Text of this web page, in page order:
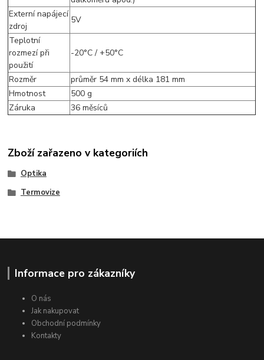
Externí napájecí
zdroj
5V
Teplotní
rozmezí při
použití
-20°C / +50°C
Rozměr
průměr 54 mm x délka 181 mm
Hmotnost
500 g
Záruka
36 měsíců
Zboží zařazeno v kategoriích
Optika
Termovize
Informace pro zákazníky
O nás
Jak nakupovat
Obchodní podmínky
Kontakty